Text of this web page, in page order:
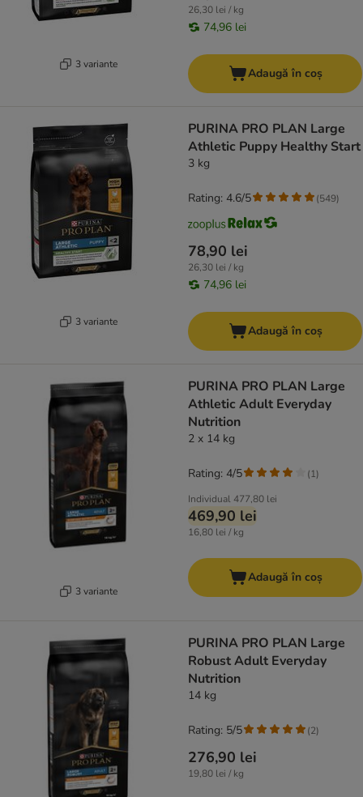
3 variante
26,30 lei / kg
74,96 lei
Adaugă în coș
3 variante
PURINA PRO PLAN Large
Athletic Puppy Healthy Start
3 kg
78,90 lei
26,30 lei / kg
74,96 lei
Rating: 4.6/5 (549)
Adaugă în coș
3 variante
PURINA PRO PLAN Large
Athletic Adult Everyday
Nutrition
2 x 14 kg
Individual477,80 lei
469,90 lei
16,80 lei / kg
Rating: 4/5 (1)
Adaugă în coș
PURINA PRO PLAN Large
Robust Adult Everyday
Nutrition
14 kg
276,90 lei
19,80 lei / kg
Rating: 5/5 (2)